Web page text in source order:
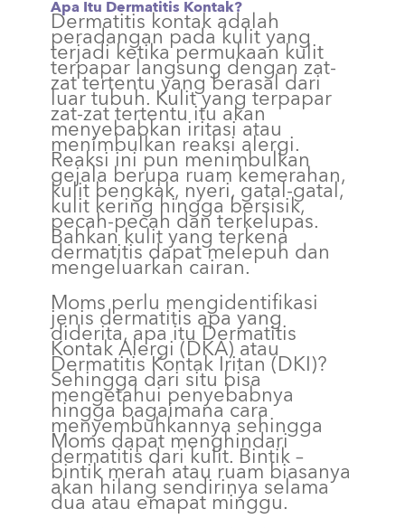
Apa Itu Dermatitis Kontak?
Dermatitis kontak adalah
peradangan pada kulit yang
terjadi ketika permukaan kulit
terpapar langsung dengan zat-
zat tertentu yang berasal dari
luar tubuh. Kulit yang terpapar
zat-zat tertentu itu akan
menyebabkan iritasi atau
menimbulkan reaksi alergi.
Reaksi ini pun menimbulkan
gejala berupa ruam kemerahan,
kulit bengkak, nyeri, gatal-gatal,
kulit kering hingga bersisik,
pecah-pecah dan terkelupas.
Bahkan kulit yang terkena
dermatitis dapat melepuh dan
mengeluarkan cairan.
Moms perlu mengidentifikasi
jenis dermatitis apa yang
diderita, apa itu Dermatitis
Kontak Alergi (DKA) atau
Dermatitis Kontak Iritan (DKI)?
Sehingga dari situ bisa
mengetahui penyebabnya
hingga bagaimana cara
menyembuhkannya sehingga
Moms dapat menghindari
dermatitis dari kulit. Bintik –
bintik merah atau ruam biasanya
akan hilang sendirinya selama
dua atau emapat minggu.